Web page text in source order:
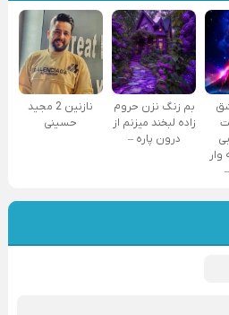
بم زنگ نزن حروم
زاده لبخند میزنم از
درون پاره –
نازنین 2 مجید
حسینی